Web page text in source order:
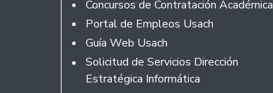
Concursos de Contratación Académica
Portal de Empleos Usach
Guía Web Usach
Solicitud de Servicios Dirección
Estratégica Informática